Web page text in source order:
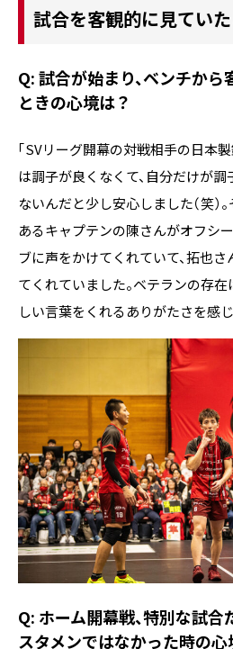
試合を客観的に見てい
Q: 試合が始まり、ベンチか
ときの心境は？
「SVリーグ開幕の対戦相手の日本
は調子が良くなくて、自分だけが
ないんだと少し安心しました（笑）
あるキャプテンの陳さんがオフシ
ブに声をかけてくれていて、拓也さ
てくれていました。ベテランの存
しい言葉をくれるありがたさを感じ
Q: ホーム開幕戦、特別な試合
スタメンではなかった時の心